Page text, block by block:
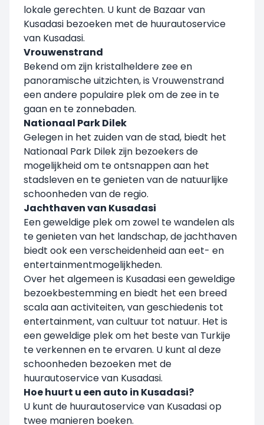
lokale gerechten. U kunt de Bazaar van
Kusadasi bezoeken met de huurautoservice
van Kusadasi.
Vrouwenstrand
Bekend om zijn kristalheldere zee en
panoramische uitzichten, is Vrouwenstrand
een andere populaire plek om de zee in te
gaan en te zonnebaden.
Nationaal Park Dilek
Gelegen in het zuiden van de stad, biedt het
Nationaal Park Dilek zijn bezoekers de
mogelijkheid om te ontsnappen aan het
stadsleven en te genieten van de natuurlijke
schoonheden van de regio.
Jachthaven van Kusadasi
Een geweldige plek om zowel te wandelen als
te genieten van het landschap, de jachthaven
biedt ook een verscheidenheid aan eet- en
entertainmentmogelijkheden.
Over het algemeen is Kusadasi een geweldige
bezoekbestemming en biedt het een breed
scala aan activiteiten, van geschiedenis tot
entertainment, van cultuur tot natuur. Het is
een geweldige plek om het beste van Turkije
te verkennen en te ervaren. U kunt al deze
schoonheden bezoeken met de
huurautoservice van Kusadasi.
Hoe huurt u een auto in Kusadasi?
U kunt de huurautoservice van Kusadasi op
twee manieren boeken.